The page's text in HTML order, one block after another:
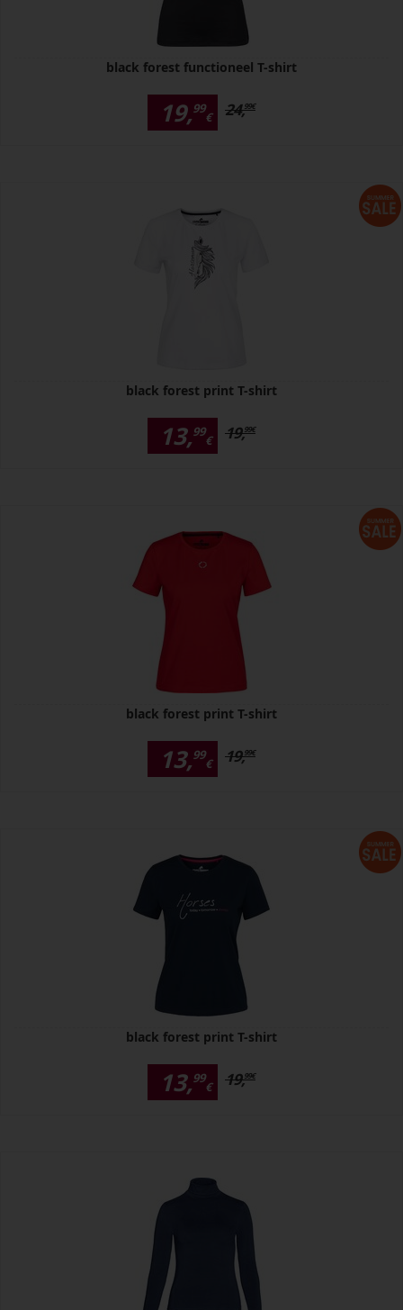
black forest functioneel T-shirt
19,99
€ 24,99€
black forest print T-shirt
13,99
€ 19,99€
black forest print T-shirt
13,99
€ 19,99€
black forest print T-shirt
13,99
€ 19,99€